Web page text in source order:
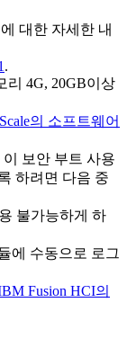
대한 자세한 내
.
리 4G, 20GB이상
의 소프트웨어
이 보안 부트 사용
하려면 다음 중
불가능하게 하
에 수동으로 로그
Fusion HCI의